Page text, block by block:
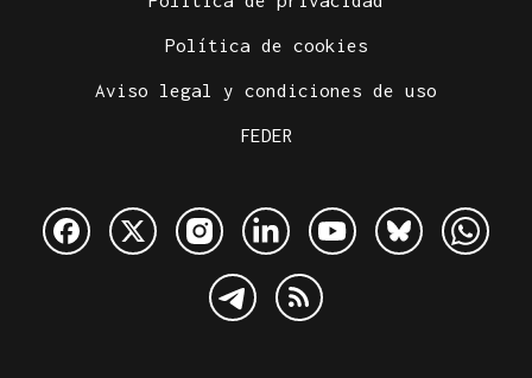
Política de cookies
Aviso legal y condiciones de uso
FEDER